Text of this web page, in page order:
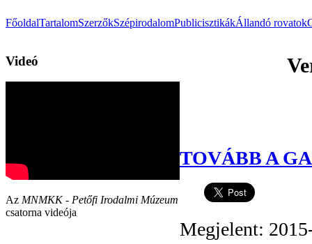
FőoldalTartalomSzerzőkSzépirodalomPublicisztikákÁllandó rovatok
Videó
Az MNMKK - Petőfi Irodalmi Múzeum
csatorna videója
TOVÁBB A
Megjelent: